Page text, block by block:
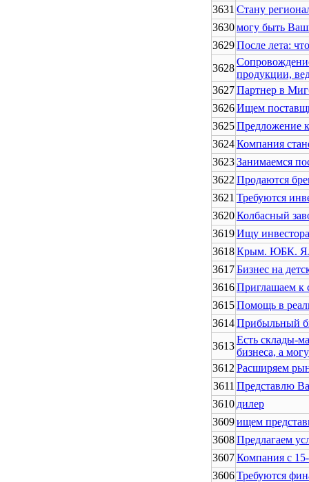
3631 Стану
3630могу быть
3629После лета:
3628
продукции,
3627Партнер в
3626Ищем
3625
3624Компания
3623Занимаемся
3622 Продаются
3621 Требуются
3620Колбасный
3619Ищу
3618Крым. ЮБК.
3617Бизнес на
3616Приглашаем к
3615Помощь в
3614Прибыльный
3613
Есть склады-
бизнеса, а
3612 Расширяем
3611 Представлю
3610 дилер
3609ищем
3608Предлагаем
3607Компания с
3606Требуются